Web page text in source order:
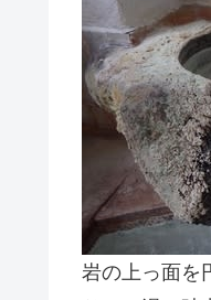
岩の上っ面を